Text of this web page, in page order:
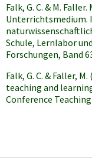
Falk, G. C. & M.
Unterrichtsmedium.
Schule, Lernlabor
Forschungen, Band
Falk, G. C. & Faller,
teaching and
Conference